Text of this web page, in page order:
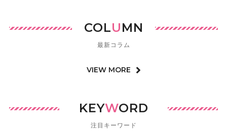
COLUMN
最新コラム
VIEW MORE
KEYWORD
注目キーワード